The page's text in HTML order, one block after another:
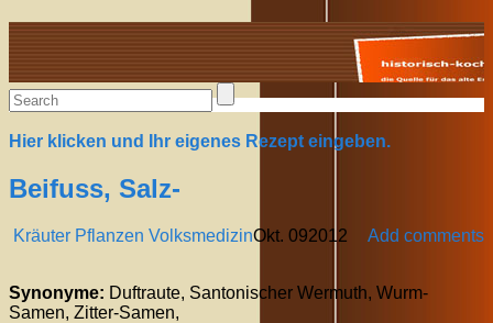
Alte Rezepte online
Hier klicken und Ihr eigenes Rezept eingeben.
Beifuss, Salz-
Kräuter Pflanzen Volksmedizin Add comments
Okt. 092012
Synonyme: Duftraute, Santonischer Wermuth, Wurm-
Samen, Zitter-Samen,